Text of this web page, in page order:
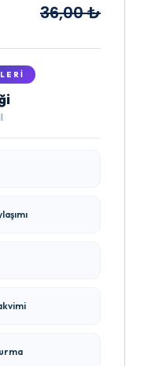
36,00 ₺